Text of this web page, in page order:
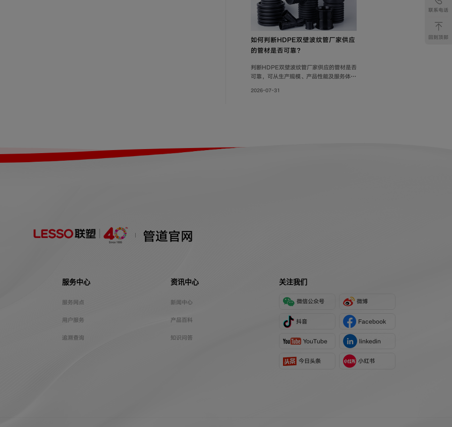
如何判断HDPE双壁波纹管厂家供应
的管材是否可靠？
判断HDPE双壁波纹管厂家供应的管材是否
可靠，可从生产规模、产品性能及服务体系
年，其HDPE双壁波纹管质量可靠，被广泛
2026-07-31
管道官网
服务中心
服务网点
用户服务
追溯查询
资讯中心
新闻中心
产品百科
知识问答
关注我们
微信公众号 微博
抖音 Facebook
YouTube linkedin
今日头条 小红书
联系电话
回到顶部